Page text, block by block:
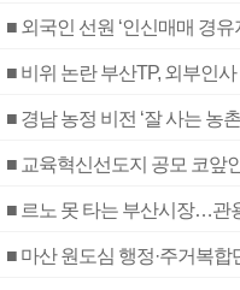
■ 외국인 선원 ‘인신매매 경
■ 비위 논란 부산TP, 외부인사
■ 경남 농정 비전 ‘잘 사는 농
■ 교육혁신선도지 공모 코앞
■ 르노 못 타는 부산시장…관
■ 마산 원도심 행정·주거복합